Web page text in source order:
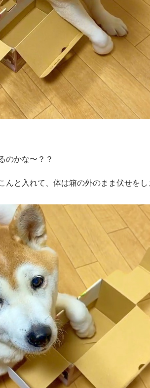
のかな〜？？
んと入れて、体は箱の外のまま伏せをし